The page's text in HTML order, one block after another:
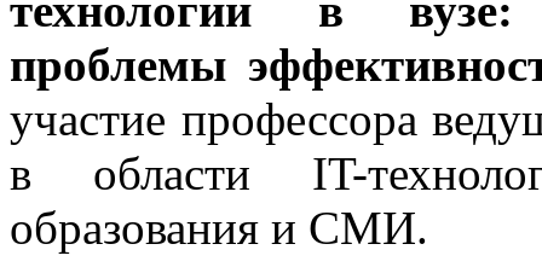
проблемы
участие профессора
в области IT-
образования и СМИ.